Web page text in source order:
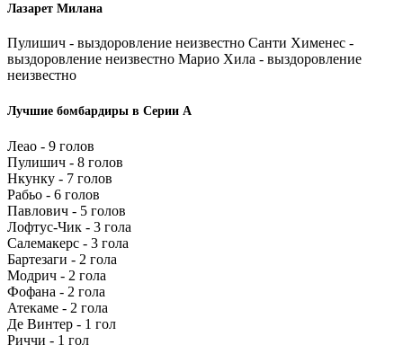
Лазарет Милана
Пулишич - выздоровление неизвестно Санти Хименес -
выздоровление неизвестно Марио Хила - выздоровление
неизвестно
Лучшие бомбардиры в Серии А
Леао - 9 голов
Пулишич - 8 голов
Нкунку - 7 голов
Рабьо - 6 голов
Павлович - 5 голов
Лофтус-Чик - 3 гола
Салемакерс - 3 гола
Бартезаги - 2 гола
Модрич - 2 гола
Фофана - 2 гола
Атекаме - 2 гола
Де Винтер - 1 гол
Риччи - 1 гол